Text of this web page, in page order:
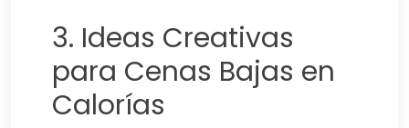
3. Ideas Creativas
para Cenas Bajas en
Calorías